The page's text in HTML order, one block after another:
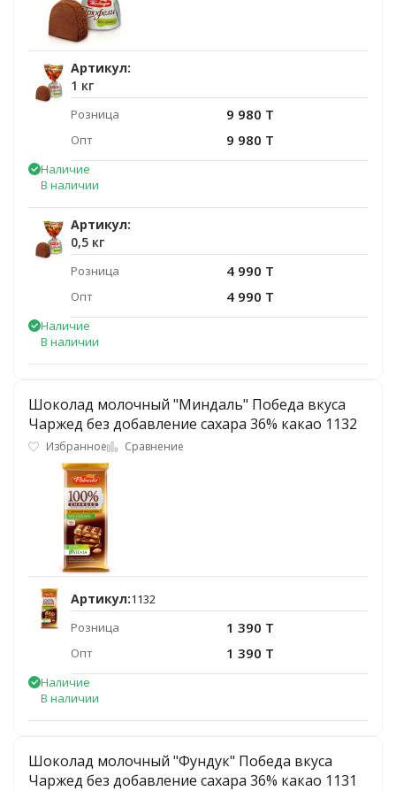
Артикул:
1 кг
Розница 9 980 T
Опт 9 980 T
Наличие
В наличии
Артикул:
0,5 кг
Розница 4 990 T
Опт 4 990 T
Наличие
В наличии
Шоколад молочный "Миндаль" Победа вкуса
Чаржед без добавление сахара 36% какао 1132
Избранное Сравнение
Артикул:1132
Розница
1 390 T
Опт 1 390 T
Наличие
В наличии
Шоколад молочный "Фундук" Победа вкуса
Чаржед без добавление сахара 36% какао 1131